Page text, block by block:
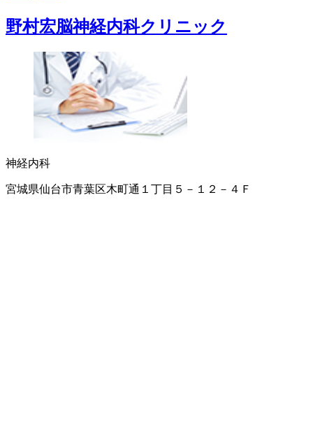
野村宏脳神経内科クリニック
神経内科
宮城県仙台市青葉区木町通１丁目５－１２－４Ｆ